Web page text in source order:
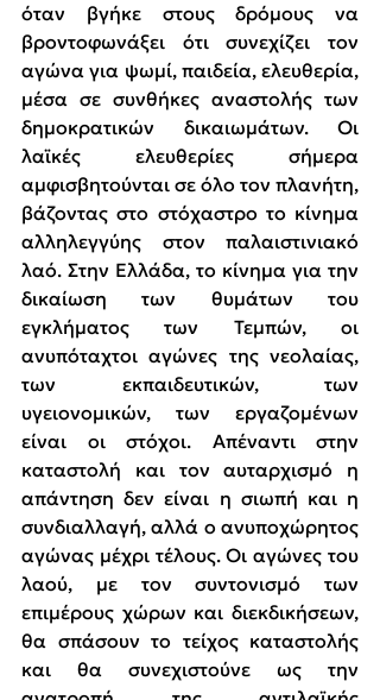
όταν βγήκε στους δρόμους να
βροντοφωνάξει ότι συνεχίζει τον
αγώνα για ψωμί, παιδεία, ελευθερία,
μέσα σε συνθήκες αναστολής των
δημοκρατικών δικαιωμάτων. Οι
λαϊκές ελευθερίες σήμερα
αμφισβητούνται σε όλο τον πλανήτη,
βάζοντας στο στόχαστρο το κίνημα
αλληλεγγύης στον παλαιστινιακό
λαό. Στην Ελλάδα, το κίνημα για την
δικαίωση των θυμάτων του
εγκλήματος των Τεμπών, οι
ανυπόταχτοι αγώνες της νεολαίας,
των εκπαιδευτικών, των
υγειονομικών, των εργαζομένων
είναι οι στόχοι. Απέναντι στην
καταστολή και τον αυταρχισμό η
απάντηση δεν είναι η σιωπή και η
συνδιαλλαγή, αλλά ο ανυποχώρητος
αγώνας μέχρι τέλους. Οι αγώνες του
λαού, με τον συντονισμό των
επιμέρους χώρων και διεκδικήσεων,
θα σπάσουν το τείχος καταστολής
και θα συνεχιστούνε ως την